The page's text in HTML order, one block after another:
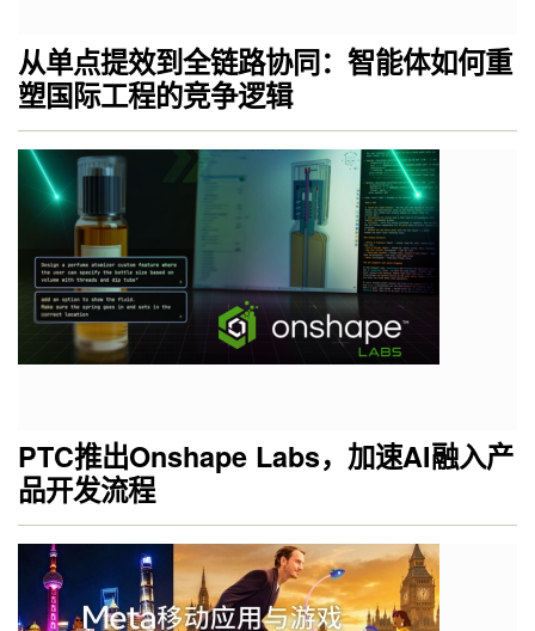
从单点提效到全链路协同：智能体如何重
塑国际工程的竞争逻辑
PTC推出Onshape Labs，加速AI融入产
品开发流程